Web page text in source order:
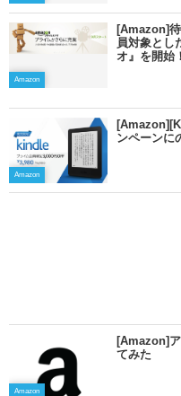
Amazon
[Amazon]
員対象とし
オ』を開始！
Amazon
ンペーンに
Amazon
[Amazon]
てみた